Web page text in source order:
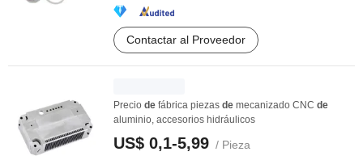
Contactar al Proveedor
Precio de fábrica piezas de mecanizado CNC de
aluminio, accesorios hidráulicos
US$ 0,1-5,99 / Pieza